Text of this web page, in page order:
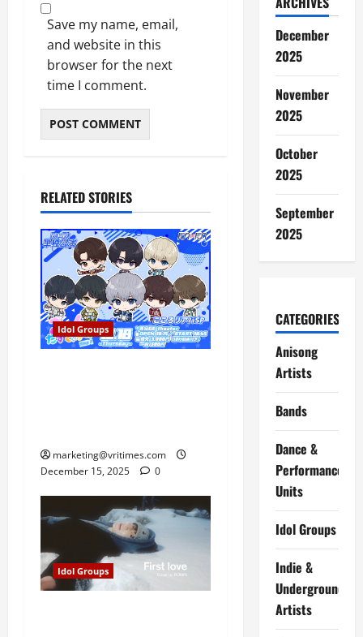
Save my name, email,
and website in this
browser for the next
time I comment.
RELATED STORIES
Idol Groups
marketing@vritimes.com
December 15, 2025
0
Idol Groups
December
2025
November
2025
October
2025
September
2025
CATEGORIES
Anisong
Artists
Bands
Dance &
Performance
Units
Idol Groups
Indie &
Underground
Artists